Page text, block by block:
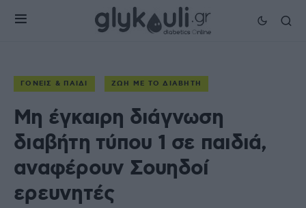
ΓΟΝΕΊΣ & ΠΑΙΔΊ ΖΩΉ ΜΕ ΤΟ ΔΙΑΒΉΤΗ
Μη έγκαιρη διάγνωση
διαβήτη τύπου 1 σε παιδιά,
αναφέρουν Σουηδοί
ερευνητές